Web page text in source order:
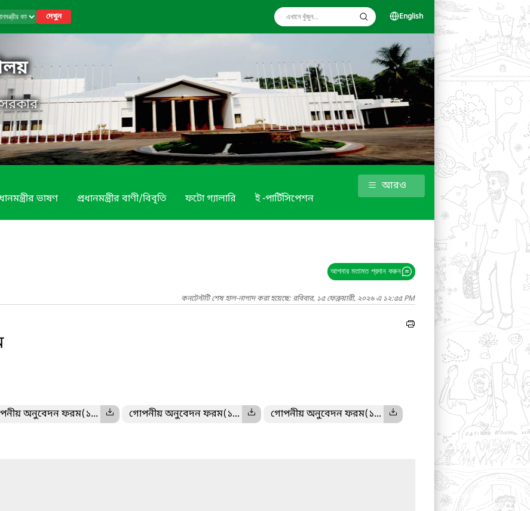
দেখুন English
সরকার
ভাষণ প্রধানমন্ত্রীর বাণী/বিবৃতি ফটো গ্যালারি ই -পার্টিসিপেশন
আরও
আপনার মতামত প্রদান করুন
কনটেন্টটি শেষ হাল-নাগাদ করা হয়েছে: রবিবার, ১৫ ফেব্রুয়ারী, ২০২৬ এ ১২:৫৫ PM
অনুবেদন ফরম(১... গোপনীয় অনুবেদন ফরম(১... গোপনীয় অনুবেদন ফরম(১...